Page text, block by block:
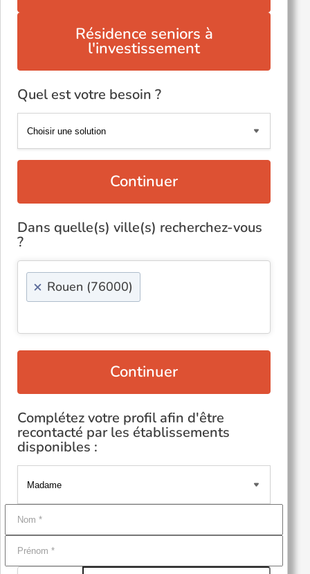
Résidence seniors à
l'investissement
Quel est votre besoin ?
Continuer
Dans quelle(s) ville(s) recherchez-vous
?
× Rouen (76000)
Continuer
Complétez votre profil afin d'être
recontacté par les établissements
disponibles :